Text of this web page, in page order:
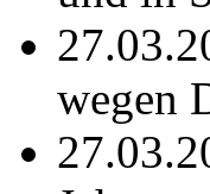
wegen